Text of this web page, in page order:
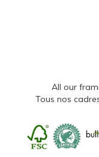
All our
Tous nos